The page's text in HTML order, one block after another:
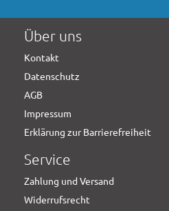
Über uns
Kontakt
Datenschutz
AGB
Impressum
Erklärung zur Barrierefreiheit
Service
Zahlung und Versand
Widerrufsrecht